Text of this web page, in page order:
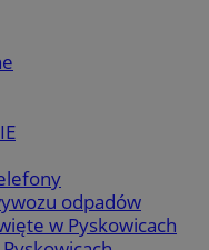
odpadów
w Pyskowicach